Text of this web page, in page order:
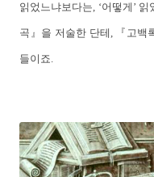
읽었느냐보다는, ‘어떻게’
곡』을 저술한 단테, 『고백
들이죠.